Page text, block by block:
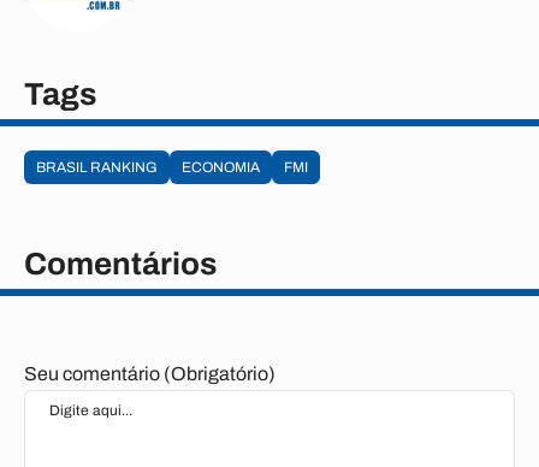
Tags
BRASIL RANKING ECONOMIA FMI
Comentários
Seu comentário (Obrigatório)